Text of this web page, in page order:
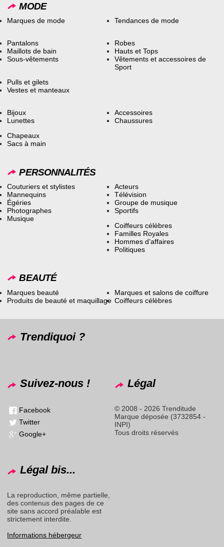
MODE
Marques de mode Tendances de mode
Pantalons
Maillots de bain
Sous-vêtements
Robes
Hauts et Tops
Vêtements et accessoires de
Sport
Pulls et gilets
Vestes et manteaux
Bijoux
Lunettes
Accessoires
Chaussures
Chapeaux
Sacs à main
PERSONNALITÉS
Couturiers et stylistes
Mannequins
Égéries
Photographes
Musique
Acteurs
Télévision
Groupe de musique
Sportifs
Coiffeurs célèbres
Familles Royales
Hommes d’affaires
Politiques
BEAUTÉ
Marques beauté
Produits de beauté et maquillage
Marques et salons de coiffure
Coiffeurs célèbres
Trendiquoi ?
Suivez-nous !
Facebook
Twitter
Google+
Légal
© 2008 - 2026 Trenditude
Marque déposée (3732854 -
INPI)
Tous droits réservés
Légal bis...
La reproduction, même partielle,
des contenus des pages de ce
site sans accord préalable est
strictement interdite.
Informations hébergeur